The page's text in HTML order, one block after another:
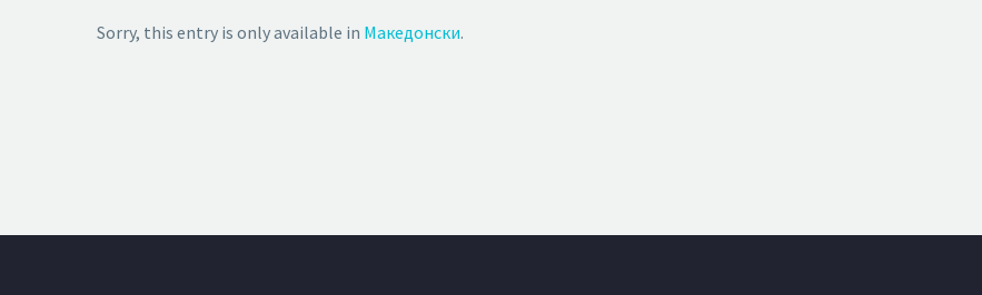
Sorry, this entry is only available in Македонски.